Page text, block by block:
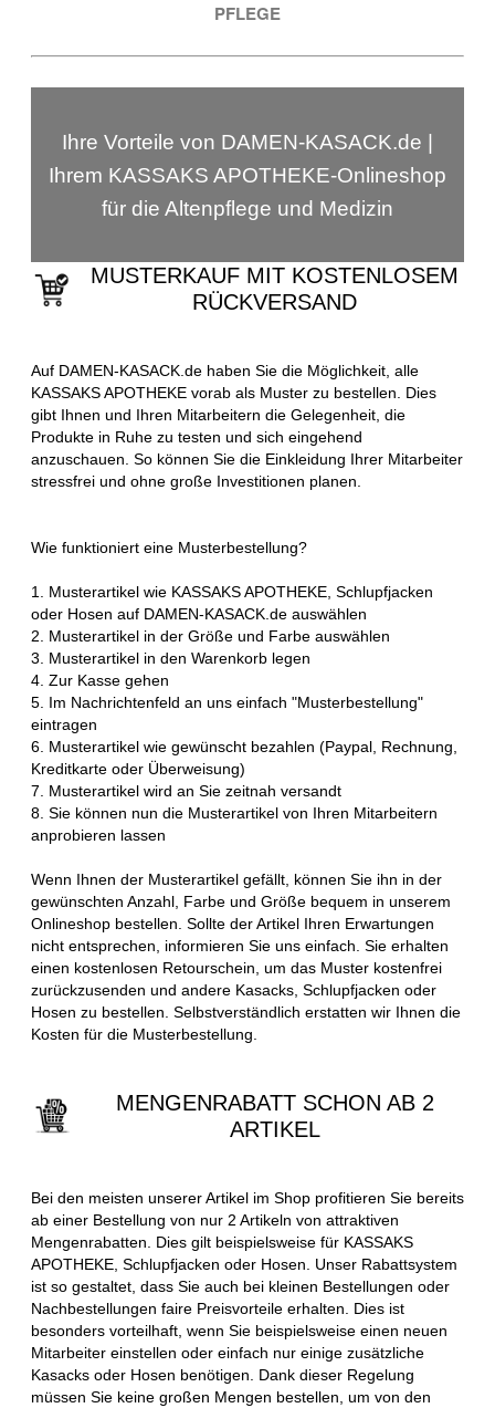
PFLEGE
Ihre Vorteile von DAMEN-KASACK.de |
Ihrem KASSAKS APOTHEKE-Onlineshop
für die Altenpflege und Medizin
MUSTERKAUF MIT KOSTENLOSEM
RÜCKVERSAND
Auf DAMEN-KASACK.de haben Sie die Möglichkeit, alle
KASSAKS APOTHEKE vorab als Muster zu bestellen. Dies
gibt Ihnen und Ihren Mitarbeitern die Gelegenheit, die
Produkte in Ruhe zu testen und sich eingehend
anzuschauen. So können Sie die Einkleidung Ihrer Mitarbeiter
stressfrei und ohne große Investitionen planen.
Wie funktioniert eine Musterbestellung?
1. Musterartikel wie KASSAKS APOTHEKE, Schlupfjacken
oder Hosen auf DAMEN-KASACK.de auswählen
2. Musterartikel in der Größe und Farbe auswählen
3. Musterartikel in den Warenkorb legen
4. Zur Kasse gehen
5. Im Nachrichtenfeld an uns einfach "Musterbestellung"
eintragen
6. Musterartikel wie gewünscht bezahlen (Paypal, Rechnung,
Kreditkarte oder Überweisung)
7. Musterartikel wird an Sie zeitnah versandt
8. Sie können nun die Musterartikel von Ihren Mitarbeitern
anprobieren lassen
Wenn Ihnen der Musterartikel gefällt, können Sie ihn in der
gewünschten Anzahl, Farbe und Größe bequem in unserem
Onlineshop bestellen. Sollte der Artikel Ihren Erwartungen
nicht entsprechen, informieren Sie uns einfach. Sie erhalten
einen kostenlosen Retourschein, um das Muster kostenfrei
zurückzusenden und andere Kasacks, Schlupfjacken oder
Hosen zu bestellen. Selbstverständlich erstatten wir Ihnen die
Kosten für die Musterbestellung.
MENGENRABATT SCHON AB 2
ARTIKEL
Bei den meisten unserer Artikel im Shop profitieren Sie bereits
ab einer Bestellung von nur 2 Artikeln von attraktiven
Mengenrabatten. Dies gilt beispielsweise für KASSAKS
APOTHEKE, Schlupfjacken oder Hosen. Unser Rabattsystem
ist so gestaltet, dass Sie auch bei kleinen Bestellungen oder
Nachbestellungen faire Preisvorteile erhalten. Dies ist
besonders vorteilhaft, wenn Sie beispielsweise einen neuen
Mitarbeiter einstellen oder einfach nur einige zusätzliche
Kasacks oder Hosen benötigen. Dank dieser Regelung
müssen Sie keine großen Mengen bestellen, um von den